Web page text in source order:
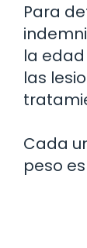
Para
la
las
Cada
peso